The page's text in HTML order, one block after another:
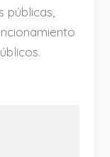
públicas,